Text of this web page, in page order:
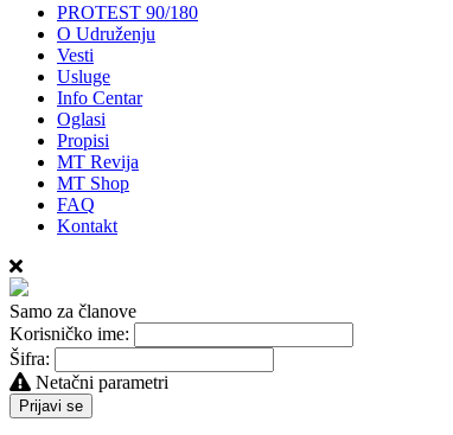
PROTEST 90/180
O Udruženju
Vesti
Usluge
Info Centar
Oglasi
Propisi
MT Revija
MT Shop
FAQ
Kontakt
Samo za članove
Korisničko ime:
Šifra:
Netačni parametri
Prijavi se